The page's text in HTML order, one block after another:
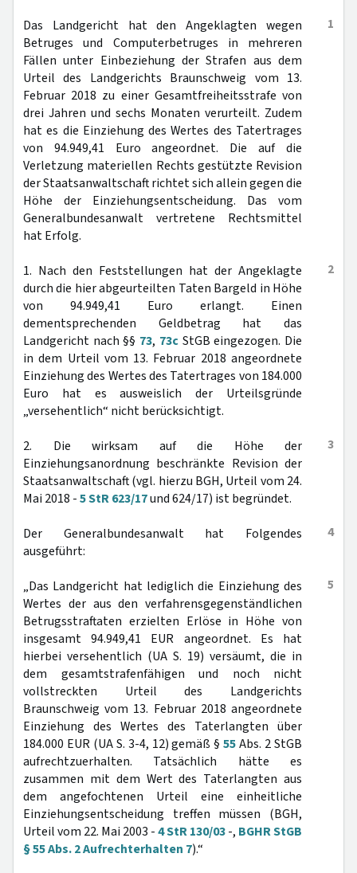
1
Das Landgericht hat den Angeklagten wegen
Betruges und Computerbetruges in mehreren
Fällen unter Einbeziehung der Strafen aus dem
Urteil des Landgerichts Braunschweig vom 13.
Februar 2018 zu einer Gesamtfreiheitsstrafe von
drei Jahren und sechs Monaten verurteilt. Zudem
hat es die Einziehung des Wertes des Tatertrages
von 94.949,41 Euro angeordnet. Die auf die
Verletzung materiellen Rechts gestützte Revision
der Staatsanwaltschaft richtet sich allein gegen die
Höhe der Einziehungsentscheidung. Das vom
Generalbundesanwalt vertretene Rechtsmittel
hat Erfolg.
2
1. Nach den Feststellungen hat der Angeklagte
durch die hier abgeurteilten Taten Bargeld in Höhe
von 94.949,41 Euro erlangt. Einen
dementsprechenden Geldbetrag hat das
Landgericht nach §§ 73, 73cStGB eingezogen. Die
in dem Urteil vom 13. Februar 2018 angeordnete
Einziehung des Wertes des Tatertrages von 184.000
Euro hat es ausweislich der Urteilsgründe
„versehentlich“ nicht berücksichtigt.
3
2. Die wirksam auf die Höhe der
Einziehungsanordnung beschränkte Revision der
Staatsanwaltschaft (vgl. hierzu BGH, Urteil vom 24.
Mai 2018 -5 StR 623/17und 624/17) ist begründet.
4
Der Generalbundesanwalt hat Folgendes
ausgeführt:
5
„Das Landgericht hat lediglich die Einziehung des
Wertes der aus den verfahrensgegenständlichen
Betrugsstraftaten erzielten Erlöse in Höhe von
insgesamt 94.949,41 EUR angeordnet. Es hat
hierbei versehentlich (UA S. 19) versäumt, die in
dem gesamtstrafenfähigen und noch nicht
vollstreckten Urteil des Landgerichts
Braunschweig vom 13. Februar 2018 angeordnete
Einziehung des Wertes des Taterlangten über
184.000 EUR (UA S. 3-4, 12) gemäß §55Abs. 2 StGB
aufrechtzuerhalten. Tatsächlich hätte es
zusammen mit dem Wert des Taterlangten aus
dem angefochtenen Urteil eine einheitliche
Einziehungsentscheidung treffen müssen (BGH,
Urteil vom 22. Mai 2003 -4 StR 130/03-, BGHR StGB
§ 55 Abs. 2 Aufrechterhalten 7).“